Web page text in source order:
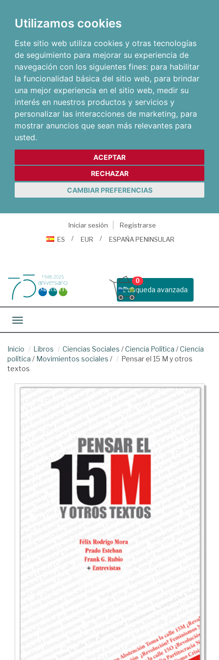
Utilizamos cookies
Este sitio web utiliza cookies y otras tecnologías
de seguimiento para mejorar su experiencia de
navegación con los siguientes fines: para habilitar
la funcionalidad básica del sitio web, para brindar
una mejor experiencia en el sitio web, medir su
interés en nuestros productos y servicios y
personalizar las interacciones de marketing, para
mostrar anuncios que sean más relevantes para
usted.
ACEPTAR
RECHAZAR
CAMBIAR PREFERENCIAS
Iniciar sesión
Registrarse
ES
EUR ESPAÑA PENINSULAR
Busqueda avanzada
0
Toggle navigation
Inicio Libros Ciencias Sociales /Ciencia Política /Ciencia
política / Movimientos sociales /
Pensar el 15 M y otros
textos